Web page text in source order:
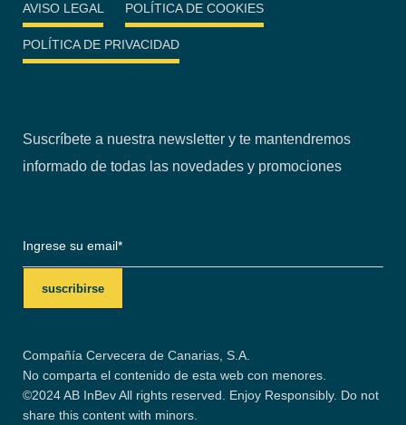
AVISO LEGAL POLÍTICA DE COOKIES
POLÍTICA DE PRIVACIDAD
Suscríbete a nuestra newsletter y te mantendremos
informado de todas las novedades y promociones
Compañía Cervecera de Canarias, S.A.
No comparta el contenido de esta web con menores.
©2024 AB InBev All rights reserved. Enjoy Responsibly. Do not
share this content with minors.